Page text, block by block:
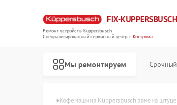
FIX-KUPPERSBUSCH
Ремонт устройств Kuppersbusch
Специализированный cервисный центр г.Кострома
Мы ремонтируем
Кофемашина Kuppersbusch замена